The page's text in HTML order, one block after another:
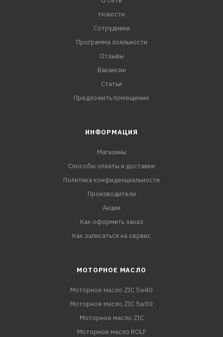
Новости
Сотрудники
Программа лояльности
Отзывы
Вакансии
Статьи
Предложить помещение
ИНФОРМАЦИЯ
Магазины
Способы оплаты и доставки
Политика конфиденциальности
Производители
Акции
Как оформить заказ
Как записаться на сервис
МОТОРНОЕ МАСЛО
Моторное масло ZIC 5w40
Моторное масло ZIC 5w30
Моторное масло ZIC
Моторное масло ROLF